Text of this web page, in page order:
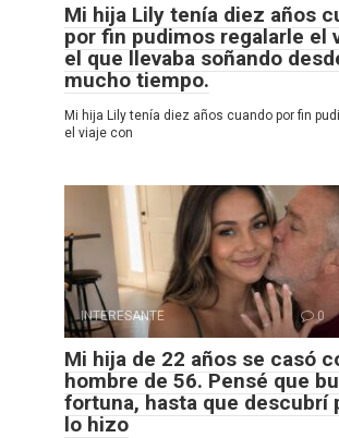
Mi hija Lily tenía diez años
por fin pudimos regalarle el
el que llevaba soñando
mucho tiempo.
Mi hija Lily tenía diez años cuando por fin
el viaje con
INTERESANTE 0
Mi hija de 22 años se casó
hombre de 56. Pensé que
fortuna, hasta que descubrí
lo hizo